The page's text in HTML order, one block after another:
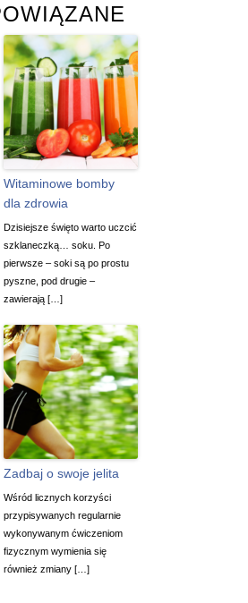
Witaminowe bomby
dla zdrowia
Dzisiejsze święto warto uczcić
szklaneczką… soku. Po
pierwsze – soki są po prostu
pyszne, pod drugie –
zawierają […]
Zadbaj o swoje jelita
Wśród licznych korzyści
przypisywanych regularnie
wykonywanym ćwiczeniom
fizycznym wymienia się
również zmiany […]